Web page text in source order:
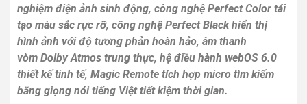
nghiệm điện ảnh sinh động, công nghệ Perfect Color tái
tạo màu sắc rực rỡ, công nghệ Perfect Black hiển thị
hình ảnh với độ tương phản hoàn hảo, âm thanh
vòm Dolby Atmos trung thực, hệ điều hành webOS 6.0
thiết kế tinh tế, Magic Remote tích hợp micro tìm kiếm
bằng giọng nói tiếng Việt tiết kiệm thời gian.